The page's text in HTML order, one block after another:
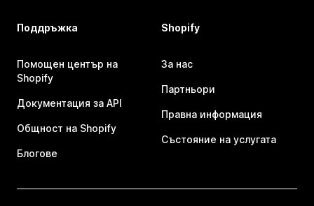
Поддръжка
Помощен център на
Shopify
Документация за API
Общност на Shopify
Блогове
Shopify
За нас
Партньори
Правна информация
Състояние на услугата